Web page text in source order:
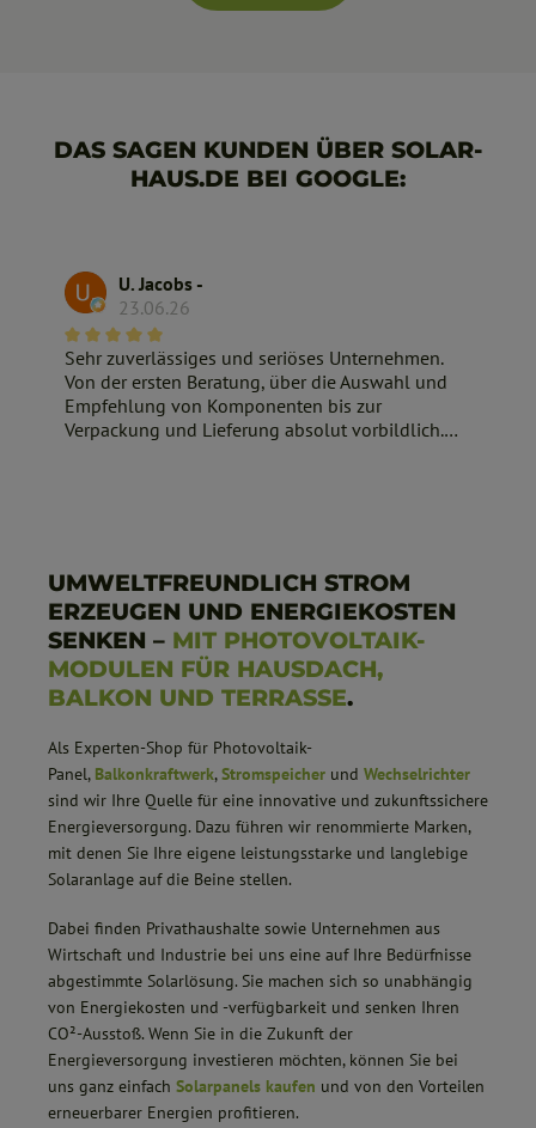
DAS SAGEN KUNDEN ÜBER SOLAR-
HAUS.DE BEI GOOGLE:
Sehr zuverlässiges und seriöses Unternehmen.
Von der ersten Beratung, über die Auswahl und
Empfehlung von Komponenten bis zur
Verpackung und Lieferung absolut vorbildlich.
U. Jacobs -
23.06.26
UMWELTFREUNDLICH STROM
ERZEUGEN UND ENERGIEKOSTEN
SENKEN – MIT PHOTOVOLTAIK-
MODULEN FÜR HAUSDACH,
BALKON UND TERRASSE.
Als Experten-Shop für Photovoltaik-
Panel, Balkonkraftwerk,Stromspeicher und Wechselrichter
sind wir Ihre Quelle für eine innovative und zukunftssichere
Energieversorgung. Dazu führen wir renommierte Marken,
mit denen Sie Ihre eigene leistungsstarke und langlebige
Solaranlage auf die Beine stellen.
Dabei finden Privathaushalte sowie Unternehmen aus
Wirtschaft und Industrie bei uns eine auf Ihre Bedürfnisse
abgestimmte Solarlösung. Sie machen sich so unabhängig
von Energiekosten und -verfügbarkeit und senken Ihren
CO²-Ausstoß. Wenn Sie in die Zukunft der
Energieversorgung investieren möchten, können Sie bei
uns ganz einfach Solarpanels kaufen und von den Vorteilen
erneuerbarer Energien profitieren.